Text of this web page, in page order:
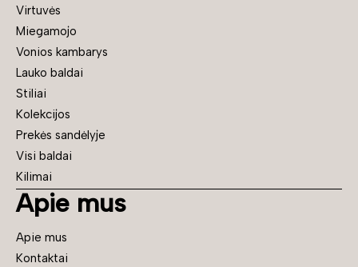
Virtuvės
Miegamojo
Vonios kambarys
Lauko baldai
Stiliai
Kolekcijos
Prekės sandėlyje
Visi baldai
Kilimai
Apie mus
Apie mus
Kontaktai